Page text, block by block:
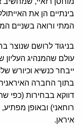
בינתיים הן את
המתי ורואה בשניים
בניגוד לרושם שנוצר
עולם שהמנהיג
ייבחר כנשיא וכיורש
בתוך החברה האיראנית
איראן.